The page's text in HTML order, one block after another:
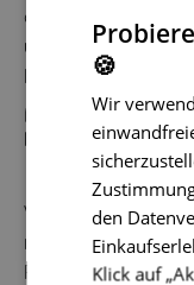
der
und die Ware
Kosten
Artikel 5
Preiskonditionen
1. Der Kaufpreis
Website
neben der
Preise für Waren
🍪
Wir
den
Klick auf